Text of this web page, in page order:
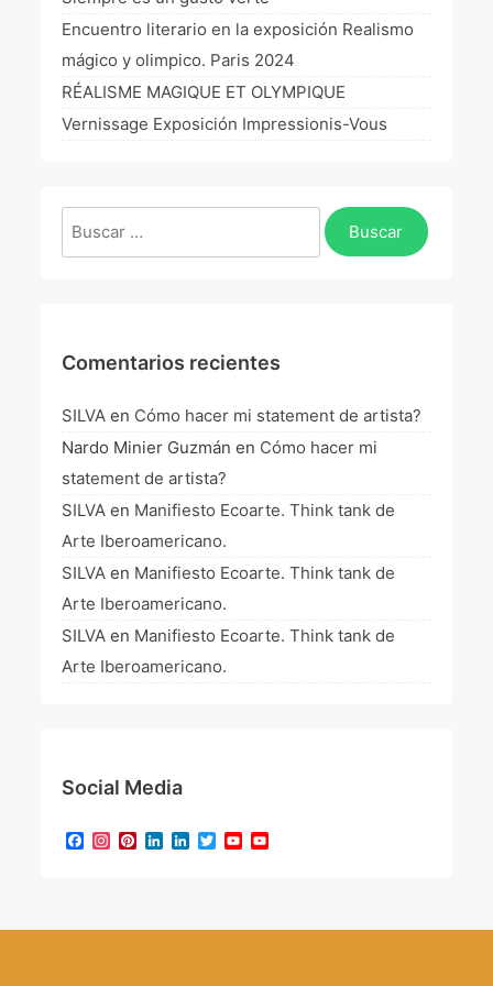
La Fórmula Científica Del Arte
Manifiesto Ecoarte
Association Paris
Encuentro literario en la exposición Realismo
mágico y olimpico. Paris 2024
RÉALISME MAGIQUE ET OLYMPIQUE
Vernissage Exposición Impressionis-Vous
Buscar:
Comentarios recientes
SILVA en Cómo hacer mi statement de artista?
Nardo Minier Guzmán en Cómo hacer mi
statement de artista?
SILVA en Manifiesto Ecoarte. Think tank de
Arte Iberoamericano.
SILVA en Manifiesto Ecoarte. Think tank de
Arte Iberoamericano.
SILVA en Manifiesto Ecoarte. Think tank de
Arte Iberoamericano.
Social Media
Facebook
Instagram
Pinterest
LinkedIn
LinkedIn
TwitterYouTube